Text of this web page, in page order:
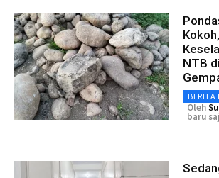
NTB
BERITA
Oleh
baru